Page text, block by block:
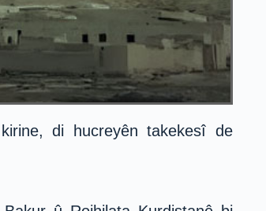
di hucreyên takekesî de